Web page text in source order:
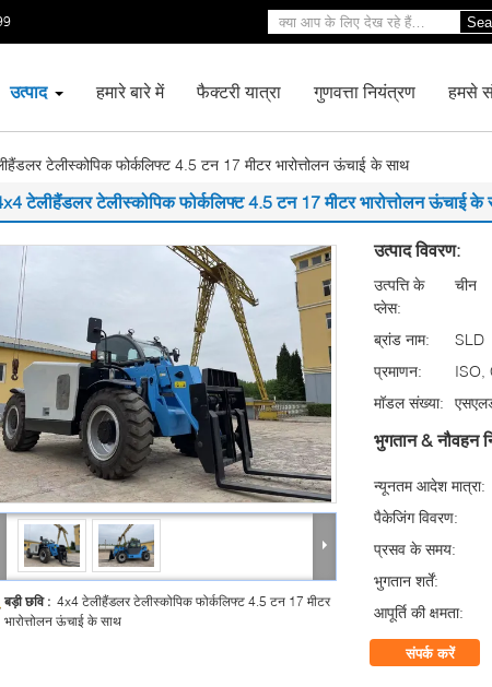
उत्पाद हमारे बारे में फैक्टरी यात्रा गुणवत्ता नियंत्रण हमसे
टेलीस्कोपिक फोर्कलिफ्ट 4.5 टन 17 मीटर भारोत्तोलन ऊंचाई के साथ
टेलीहैंडलर टेलीस्कोपिक फोर्कलिफ्ट 4.5 टन 17 मीटर भारोत्तोलन ऊंचाई के
बड़ी छवि : 4x4 टेलीहैंडलर टेलीस्कोपिक फोर्कलिफ्ट 4.5 टन 17 मीटर
भारोत्तोलन ऊंचाई के साथ
उत्पाद विवरण:
उत्पत्ति के
प्लेस:
चीन
ब्रांड नाम:
SLD
प्रमाणन:
ISO,
मॉडल संख्या:
भुगतान & नौवहन
न्यूनतम आदेश मात्रा:
पैकेजिंग विवरण:
प्रसव के समय:
भुगतान शर्तें:
आपूर्ति की क्षमता:
संपर्क करें